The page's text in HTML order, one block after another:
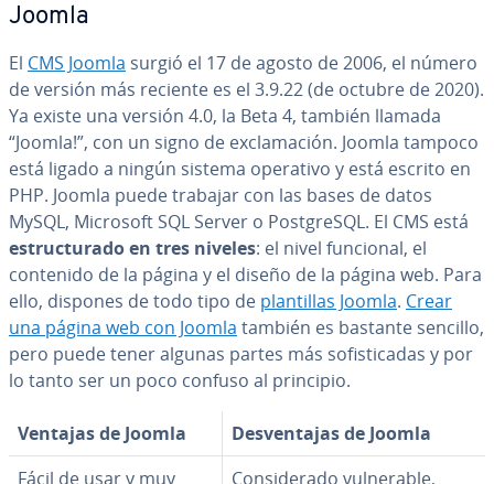
Joomla
El CMS Joomla surgió el 17 de agosto de 2006, el número
de versión más reciente es el 3.9.22 (de octubre de 2020).
Ya existe una versión 4.0, la Beta 4, también llamada
“Joomla!”, con un signo de ex­cla­ma­ción. Joomla tampoco
está ligado a ningún sistema operativo y está escrito en
PHP. Joomla puede trabajar con las bases de datos
MySQL, Microsoft SQL Server o Po­s­t­gre­S­QL. El CMS está
es­tru­c­tu­ra­do en tres niveles: el nivel funcional, el
contenido de la página y el diseño de la página web. Para
ello, dispones de todo tipo de pla­n­ti­llas Joomla. Crear
una página web con Joomla también es bastante sencillo,
pero puede tener algunas partes más so­fi­s­ti­ca­das y por
lo tanto ser un poco confuso al principio.
Ventajas de Joomla
De­s­ve­n­ta­jas de Joomla
Fácil de usar y muy
Co­n­si­de­ra­do vu­l­ne­ra­ble,